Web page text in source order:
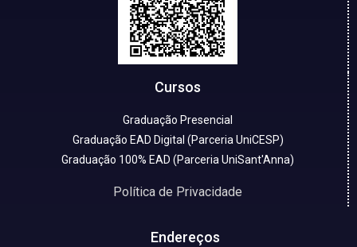
Cursos
Graduação Presencial
Graduação EAD Digital (Parceria UniCESP)
Graduação 100% EAD (Parceria UniSant'Anna)
Política de Privacidade
Endereços